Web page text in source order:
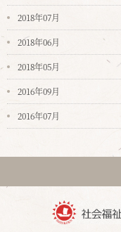
2018年07月
2018年06月
2018年05月
2016年09月
2016年07月